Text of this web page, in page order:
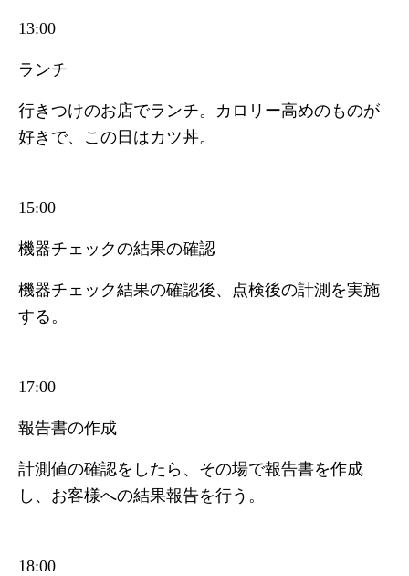
13:00
ランチ
行きつけのお店でランチ。カロリー高めのものが
好きで、この日はカツ丼。
15:00
機器チェックの結果の確認
機器チェック結果の確認後、点検後の計測を実施
する。
17:00
報告書の作成
計測値の確認をしたら、その場で報告書を作成
し、お客様への結果報告を行う。
18:00